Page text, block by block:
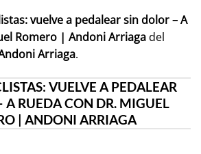
vuelve a pedalear sin dolor – A
Romero | Andoni Arriagadel
Arriaga.
VUELVE A PEDALEAR
A RUEDA CON DR. MIGUEL
| ANDONI ARRIAGA